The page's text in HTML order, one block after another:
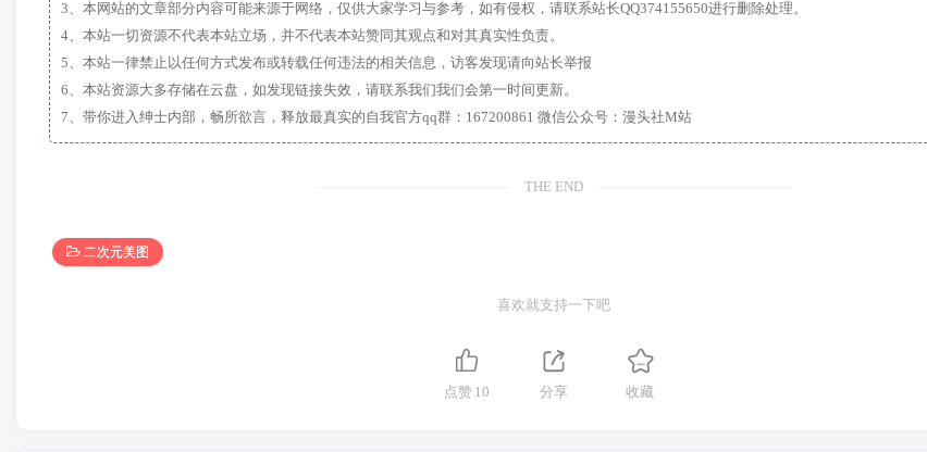
3、本网站的文章部分内容可能来源于网络，仅供大家学习与参考，如有侵权，请联系站长QQ374155650进行删除处理。
4、本站一切资源不代表本站立场，并不代表本站赞同其观点和对其真实性负责。
5、本站一律禁止以任何方式发布或转载任何违法的相关信息，访客发现请向站长举报
6、本站资源大多存储在云盘，如发现链接失效，请联系我们我们会第一时间更新。
7、带你进入绅士内部，畅所欲言，释放最真实的自我官方qq群：167200861 微信公众号：漫头社M站
THE END
二次元美图
喜欢就支持一下吧
点赞 10 分享 收藏